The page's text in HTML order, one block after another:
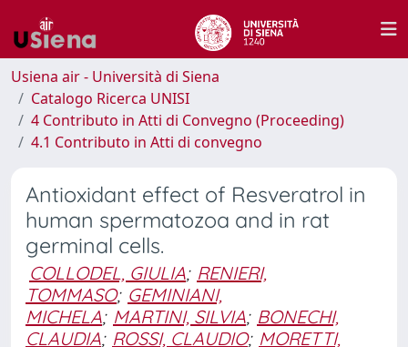
Usiena air - Università di Siena
Catalogo Ricerca UNISI
4 Contributo in Atti di Convegno (Proceeding)
4.1 Contributo in Atti di convegno
Antioxidant effect of Resveratrol in
human spermatozoa and in rat
germinal cells.
COLLODEL, GIULIA; RENIERI,
TOMMASO; GEMINIANI,
MICHELA; MARTINI, SILVIA; BONECHI,
CLAUDIA; ROSSI, CLAUDIO; MORETTI,